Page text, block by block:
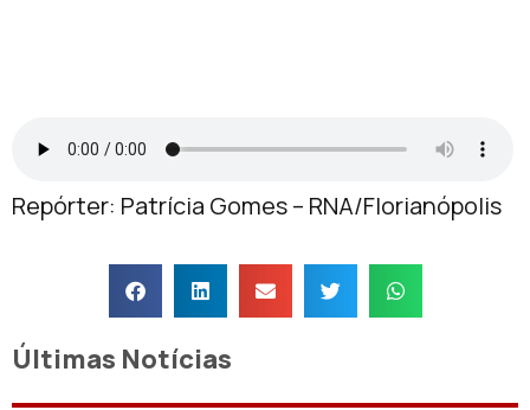
Repórter: Patrícia Gomes – RNA/Florianópolis
Últimas Notícias